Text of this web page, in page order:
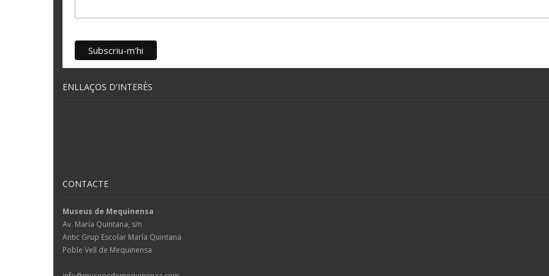
ENLLAÇOS D'INTERÈS
CONTACTE
Museus de Mequinensa
Av. María Quintana, s/n
Antic Grup Escolar María Quintana
Poble Vell de Mequinensa